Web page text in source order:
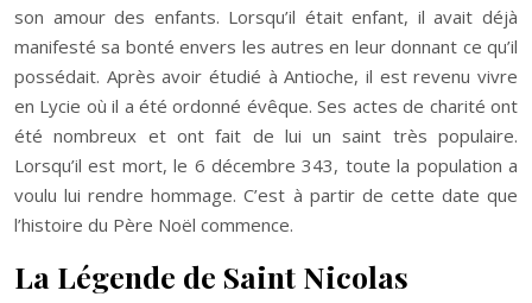
son amour des enfants. Lorsqu’il était enfant, il avait déjà
manifesté sa bonté envers les autres en leur donnant ce qu’il
possédait. Après avoir étudié à Antioche, il est revenu vivre
en Lycie où il a été ordonné évêque. Ses actes de charité ont
été nombreux et ont fait de lui un saint très populaire.
Lorsqu’il est mort, le 6 décembre 343, toute la population a
voulu lui rendre hommage. C’est à partir de cette date que
l’histoire du Père Noël commence.
La Légende de Saint Nicolas